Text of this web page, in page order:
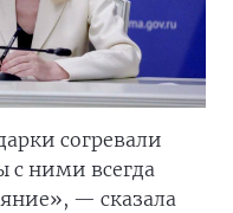
согревали
с ними всегда
— сказала